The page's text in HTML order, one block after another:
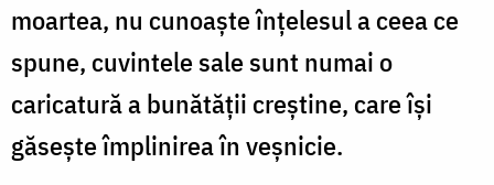
moartea, nu cunoaște înțelesul a ceea ce
spune, cuvintele sale sunt numai o
caricatură a bunătă­ții creștine, care își
găsește împlinirea în veșnicie.